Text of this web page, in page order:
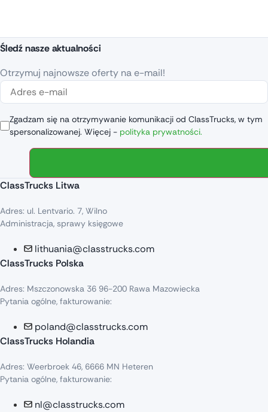
Śledź nasze aktualności
Otrzymuj najnowsze oferty na e-mail!
Zgadzam się na otrzymywanie komunikacji od ClassTrucks, w tym
spersonalizowanej. Więcej - polityka prywatności.
ClassTrucks Litwa
Adres: ul. Lentvario. 7, Wilno
Administracja, sprawy księgowe
lithuania@classtrucks.com
ClassTrucks Polska
Adres: Mszczonowska 36 96-200 Rawa Mazowiecka
Pytania ogólne, fakturowanie:
poland@classtrucks.com
ClassTrucks Holandia
Adres: Weerbroek 46, 6666 MN Heteren
Pytania ogólne, fakturowanie:
nl@classtrucks.com